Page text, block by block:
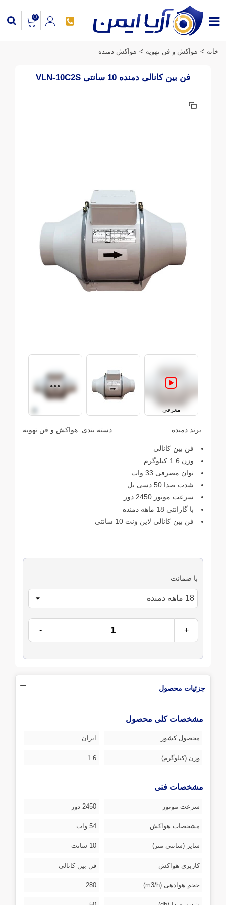
0
خانه > هواکش و فن تهویه > هواکش دمنده
فن بین کانالی دمنده 10 سانتی VLN-10C2S
معرفی
برند:دمنده دسته بندی: هواکش و فن تهویه
فن بین کانالی
وزن 1.6 کیلوگرم
توان مصرفی 33 وات
شدت صدا 50 دسی بل
سرعت موتور 2450 دور
با گارانتی 18 ماهه دمنده
فن بین کانالی لاین ونت 10 سانتی
با ضمانت
- +
جزئیات محصول
مشخصات کلی محصول
محصول کشور ایران
وزن (کیلوگرم) 1.6
مشخصات فنی
سرعت موتور 2450 دور
مشخصات هواکش 54 وات
سایز (سانتی متر) 10 سانت
کاربری هواکش فن بین کانالی
حجم هوادهی (m3/h) 280